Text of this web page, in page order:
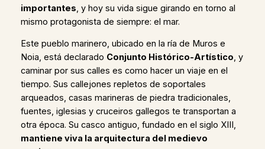
importantes, y hoy su vida sigue girando en torno al
mismo protagonista de siempre: el mar.
Este pueblo marinero, ubicado en la ría de Muros e
Noia, está declarado Conjunto Histórico-Artístico, y
caminar por sus calles es como hacer un viaje en el
tiempo. Sus callejones repletos de soportales
arqueados, casas marineras de piedra tradicionales,
fuentes, iglesias y cruceiros gallegos te transportan a
otra época. Su casco antiguo, fundado en el siglo XIII,
mantiene viva la arquitectura del medievo